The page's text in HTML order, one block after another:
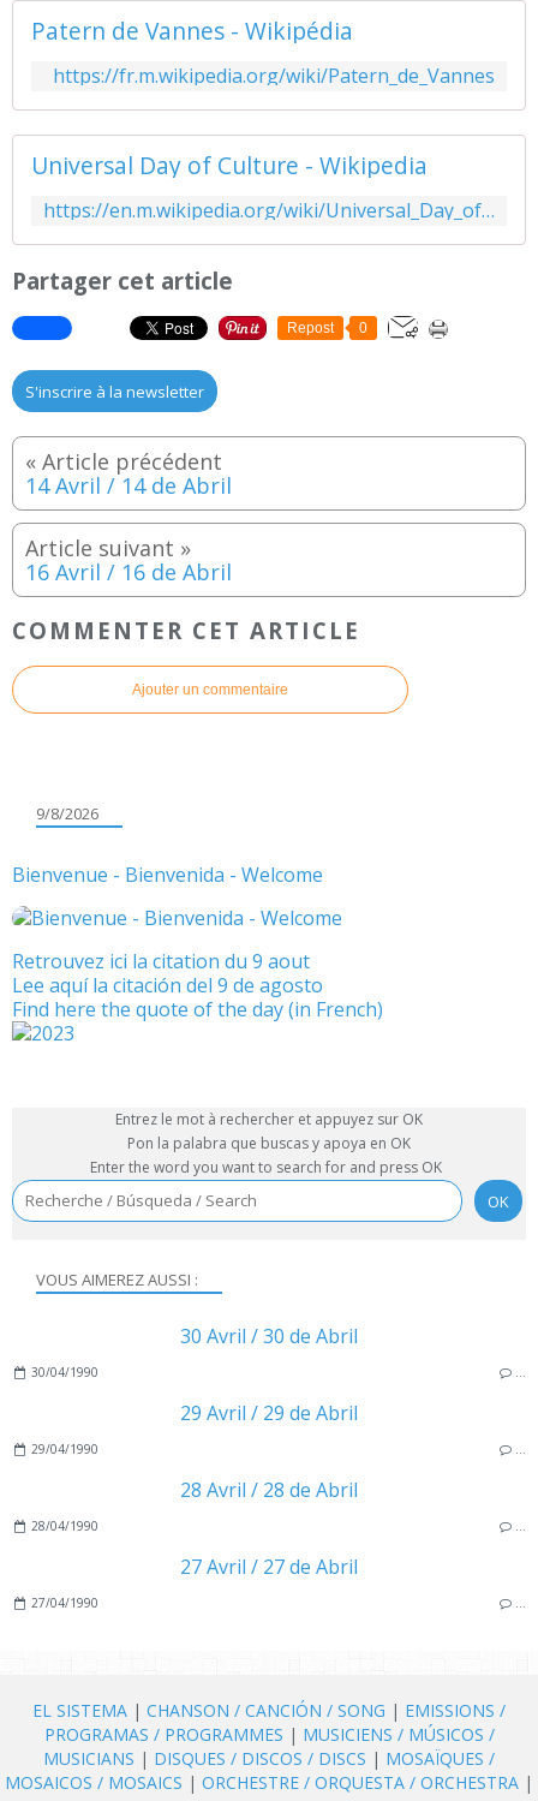
Patern de Vannes - Wikipédia
https://fr.m.wikipedia.org/wiki/Patern_de_Vannes
Universal Day of Culture - Wikipedia
https://en.m.wikipedia.org/wiki/Universal_Day_of_Culture
Partager cet article
Repost 0
S'inscrire à la newsletter
14 Avril / 14 de Abril
16 Avril / 16 de Abril
COMMENTER CET ARTICLE
Ajouter un commentaire
VOUS AIMEREZ AUSSI :
30 Avril / 30 de Abril
30/04/1990 …
29 Avril / 29 de Abril
29/04/1990 …
28 Avril / 28 de Abril
28/04/1990 …
27 Avril / 27 de Abril
27/04/1990 …
9/8/2026
Bienvenue - Bienvenida - Welcome
Retrouvez ici la citation du 9 aout
Lee aquí la citación del 9 de agosto
Find here the quote of the day (in French)
Entrez le mot à rechercher et appuyez sur OK
Pon la palabra que buscas y apoya en OK
Enter the word you want to search for and press OK
EL SISTEMA | CHANSON / CANCIÓN / SONG | EMISSIONS /
PROGRAMAS / PROGRAMMES | MUSICIENS / MÚSICOS /
MUSICIANS | DISQUES / DISCOS / DISCS | MOSAÏQUES /
MOSAICOS / MOSAICS | ORCHESTRE / ORQUESTA / ORCHESTRA |